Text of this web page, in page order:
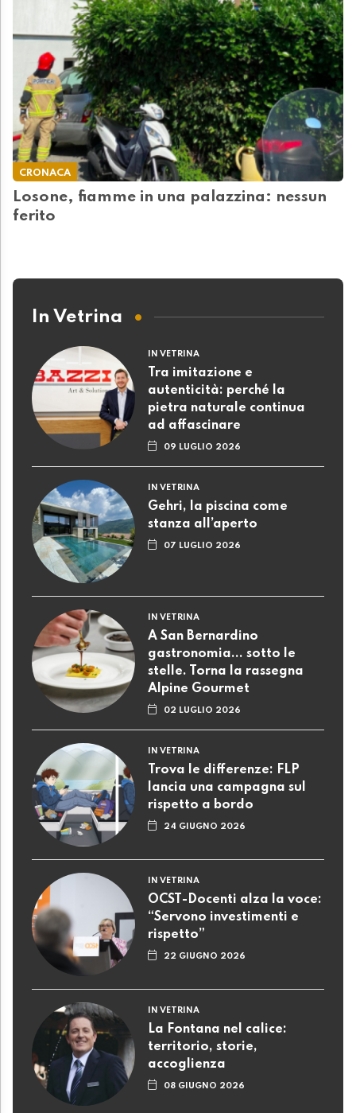
CRONACA
Losone, fiamme in una palazzina: nessun
ferito
In Vetrina
IN VETRINA
Tra imitazione e
autenticità: perché la
pietra naturale continua
ad affascinare
09 LUGLIO 2026
IN VETRINA
Gehri, la piscina come
stanza all’aperto
07 LUGLIO 2026
IN VETRINA
A San Bernardino
gastronomia... sotto le
stelle. Torna la rassegna
Alpine Gourmet
02 LUGLIO 2026
IN VETRINA
Trova le differenze: FLP
lancia una campagna sul
rispetto a bordo
24 GIUGNO 2026
IN VETRINA
OCST-Docenti alza la voce:
“Servono investimenti e
rispetto”
22 GIUGNO 2026
IN VETRINA
La Fontana nel calice:
territorio, storie,
accoglienza
08 GIUGNO 2026